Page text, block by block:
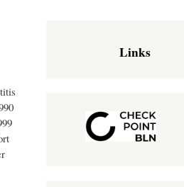
Links